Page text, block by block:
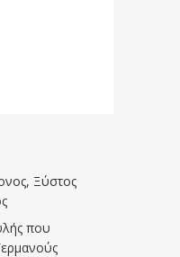
Ξύστος
που